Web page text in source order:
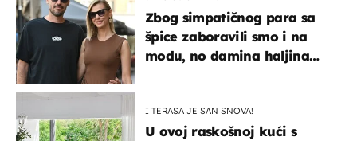
Zbog simpatičnog para sa
špice zaboravili smo i na
modu, no damina haljina
I TERASA JE SAN SNOVA!
U ovoj raskošnoj kući s